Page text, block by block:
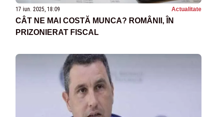
17 iun. 2025, 18:09 Actualitate
CÂT NE MAI COSTĂ MUNCA? ROMÂNII, ÎN
PRIZONIERAT FISCAL